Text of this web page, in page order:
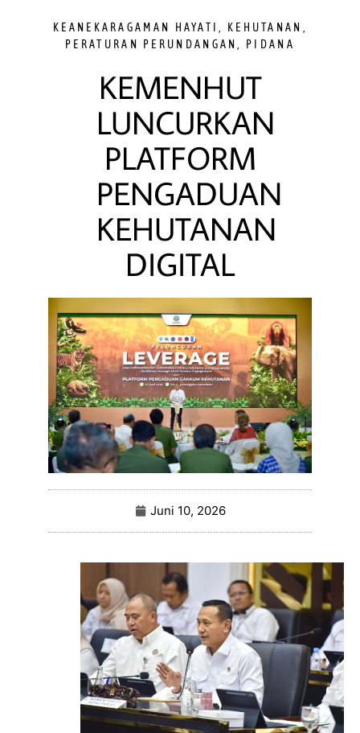
KEANEKARAGAMAN HAYATI KEHUTANAN
PERATURAN PERUNDANGAN
PIDANA
KEMENHUT
LUNCURKAN
PLATFORM
PENGADUAN
KEHUTANAN
DIGITAL
Juni 10, 2026